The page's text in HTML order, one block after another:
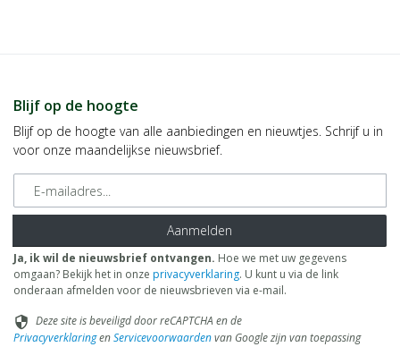
Blijf op de hoogte
Blijf op de hoogte van alle aanbiedingen en nieuwtjes. Schrijf u in
voor onze maandelijkse nieuwsbrief.
E-mailadres
Aanmelden
Ja, ik wil de nieuwsbrief ontvangen. Hoe we met uw gegevens
omgaan? Bekijk het in onze privacyverklaring. U kunt u via de link
onderaan afmelden voor de nieuwsbrieven via e-mail.
security Deze site is beveiligd door reCAPTCHA en de
PrivacyverklaringenServicevoorwaardenvan Google zijn van toepassing